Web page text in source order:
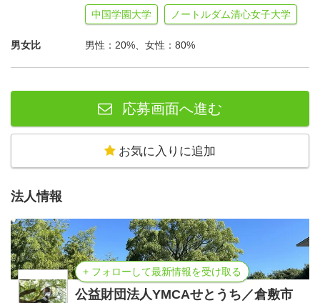
中国学園大学 ノートルダム清心女子大学
男女比 男性：20%、女性：80%
応募画面へ進む
お気に入りに追加
法人情報
+ フォローして最新情報を受け取る
公益財団法人YMCAせとうち／倉敷市